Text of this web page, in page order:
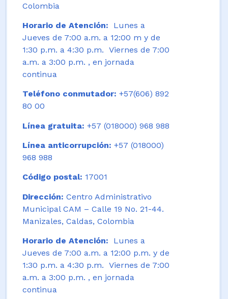
Colombia
Horario de Atención:
Lunes a
Jueves de 7:00 a.m. a 12:00 m y de
1:30 p.m. a 4:30 p.m. Viernes de 7:00
a.m. a 3:00 p.m. , en jornada
continua
Teléfono conmutador: +57(606) 892
80 00
Línea gratuita: +57 (018000) 968 988
Línea anticorrupción: +57 (018000)
968 988
Código postal: 17001
Dirección: Centro Administrativo
Municipal CAM – Calle 19 No. 21-44.
Manizales, Caldas, Colombia
Horario de Atención: Lunes a
Jueves de 7:00 a.m. a 12:00 p.m. y de
1:30 p.m. a 4:30 p.m. Viernes de 7:00
a.m. a 3:00 p.m. , en jornada
continua